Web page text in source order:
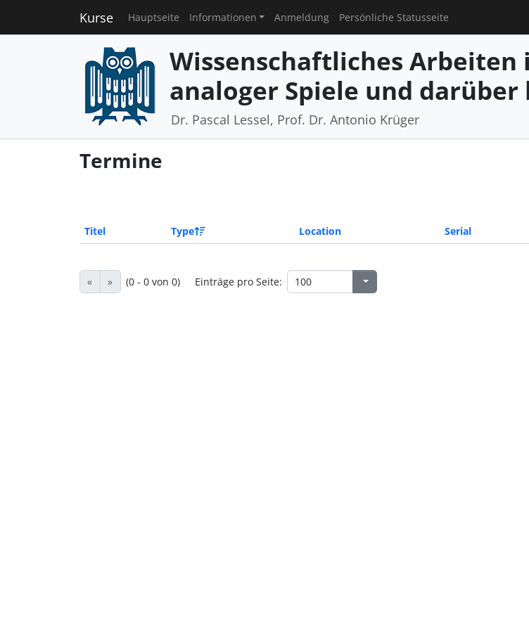
Kurse Hauptseite Informationen Anmeldung Persönliche Statusseite
Wissenschaftliches
analoger Spiele und darüber
Dr. Pascal Lessel, Prof. Dr. Antonio Krüger
Termine
Titel Type Location Serial
« » (0 - 0 von 0) Einträge pro Seite: